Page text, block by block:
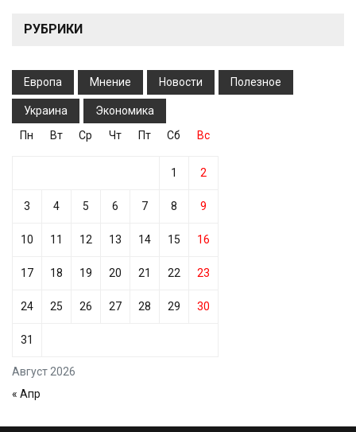
РУБРИКИ
Европа Мнение Новости Полезное
Украина Экономика
Август 2026
Пн Вт Ср Чт Пт Сб Вс
1 2
3 4 5 6 7 8 9
10 11 12 13 14 15 16
17 18 19 20 21 22 23
24 25 26 27 28 29 30
31
« Апр